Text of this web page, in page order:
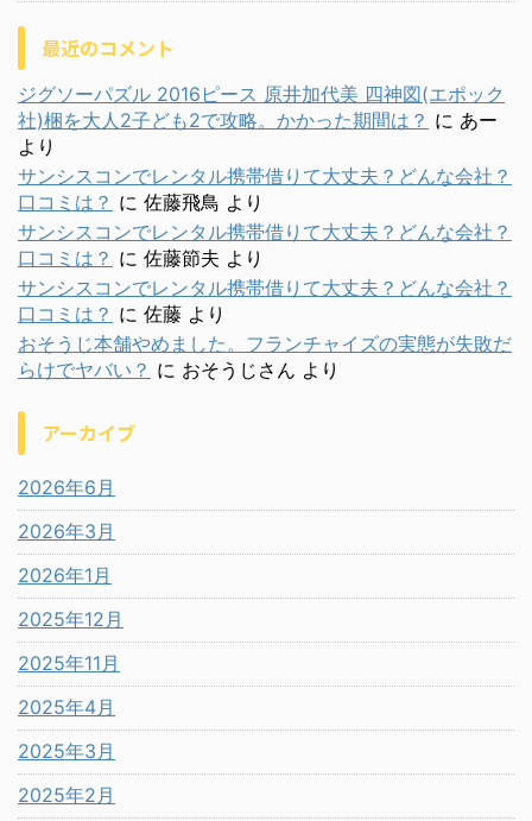
最近のコメント
ジグソーパズル 2016ピース 原井加代美 四神図(エポック
社)梱を大人2子ども2で攻略。かかった期間は？ に あー
より
サンシスコンでレンタル携帯借りて大丈夫？どんな会社？
口コミは？ に 佐藤飛鳥 より
サンシスコンでレンタル携帯借りて大丈夫？どんな会社？
口コミは？ に 佐藤節夫 より
サンシスコンでレンタル携帯借りて大丈夫？どんな会社？
口コミは？ に 佐藤 より
おそうじ本舗やめました。フランチャイズの実態が失敗だ
らけでヤバい？ に おそうじさん より
アーカイブ
2026年6月
2026年3月
2026年1月
2025年12月
2025年11月
2025年4月
2025年3月
2025年2月